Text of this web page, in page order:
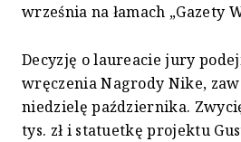
września na łamach „Gazety
Decyzję o laureacie jury
wręczenia Nagrody Nike,
niedzielę października.
tys. zł i statuetkę projektu